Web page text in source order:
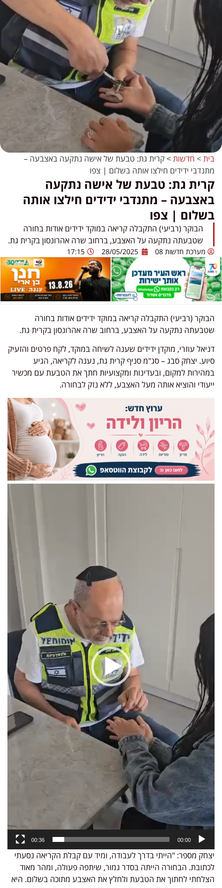
בית> חדשות>קרית גת: טבעת של אישה נתקעה באצבעה –
מתנדבי ידידים חילצו אותה בשלום | צפו
קרית גת: טבעת של אישה נתקעה
באצבעה – מתנדבי ידידים חילצו אותה
בשלום | צפו
הבוקר (רביעי) התקבלה קריאה במוקד ידידים אודות בחורה
שטבעתה נתקעה על האצבע, ברחוב שרה אהרונסון בקרית גת.
מערכת חדשות 08 28/05/2025
17:15
הבוקר (רביעי) התקבלה קריאה במוקד ידידים אודות בחורה
שטבעתה נתקעה על האצבע, ברחוב שרה אהרונסון בקרית גת.
דניאל עוזרי, מוקדן ידידים שענה לשיחה במוקד, לקח פרטים והזעיק
סיוע. יצחק סבג – סג"מ סניף קרית גת, נענה לקריאה, הגיע
במהירות למקום, ובעדינות ומקצועיות חתך את הטבעת עם מכשיר
ייעודי והוציא אותה מעל האצבע, ללא נזק לבחורה.
00:00
00:36
יצחק מספר: "הייתי בדרך לעבודה, ומיד עם קבלת הקריאה נסעתי
לכתובת. הבחורה הייתה בסדר גמור, שיתפה פעולה, ומהר מאוד
הצלחתי לחתוך את הטבעת ולחלץ את האצבע מתוכה בשלום. היא